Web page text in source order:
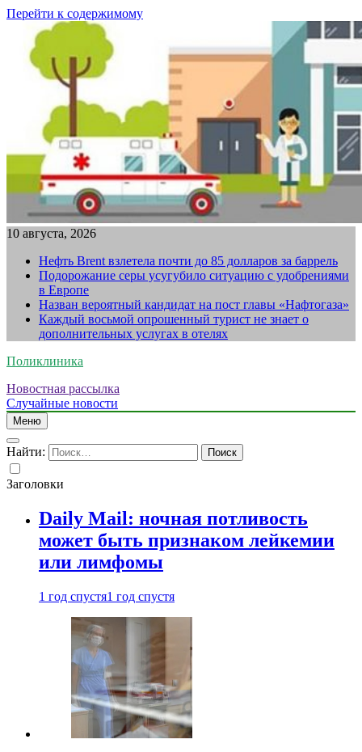
Перейти к содержимому
10 августа, 2026
Нефть Brent взлетела почти до 85 долларов за баррель
Подорожание серы усугубило ситуацию с удобрениями
в Европе
Назван вероятный кандидат на пост главы «Нафтогаза»
Каждый восьмой опрошенный турист не знает о
дополнительных услугах в отелях
Поликлиника
Новостная рассылка
Случайные новости
Меню
Найти:
Заголовки
Daily Mail: ночная потливость
может быть признаком лейкемии
или лимфомы
1 год спустя1 год спустя